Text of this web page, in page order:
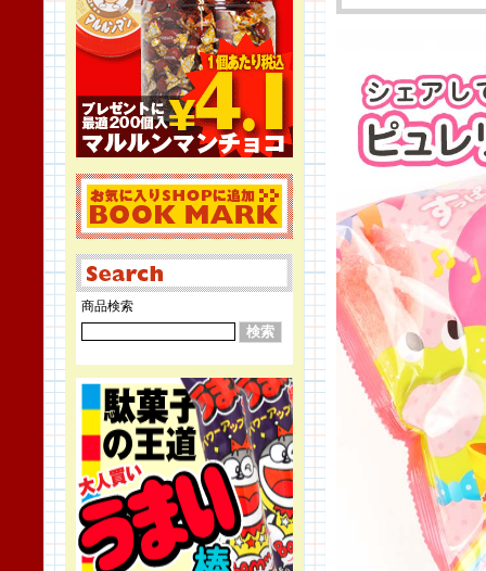
商品検索